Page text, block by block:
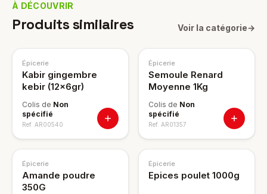
À DÉCOUVRIR
Produits similaires Voir la catégorie→
Épicerie
Kabir gingembre
kebir (12x6gr)
Colis de Non
spécifié
Ref. AR00540
Épicerie
Semoule Renard
Moyenne 1Kg
Colis de Non
spécifié
Ref. AR01357
Épicerie
Amande poudre
350G
Épicerie
Epices poulet 1000g